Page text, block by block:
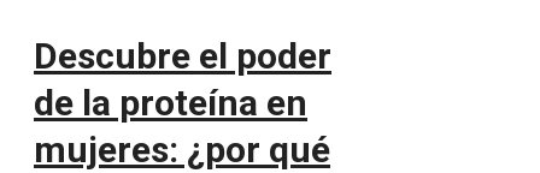
Descubre el poder
de la proteína en
mujeres: ¿por qué